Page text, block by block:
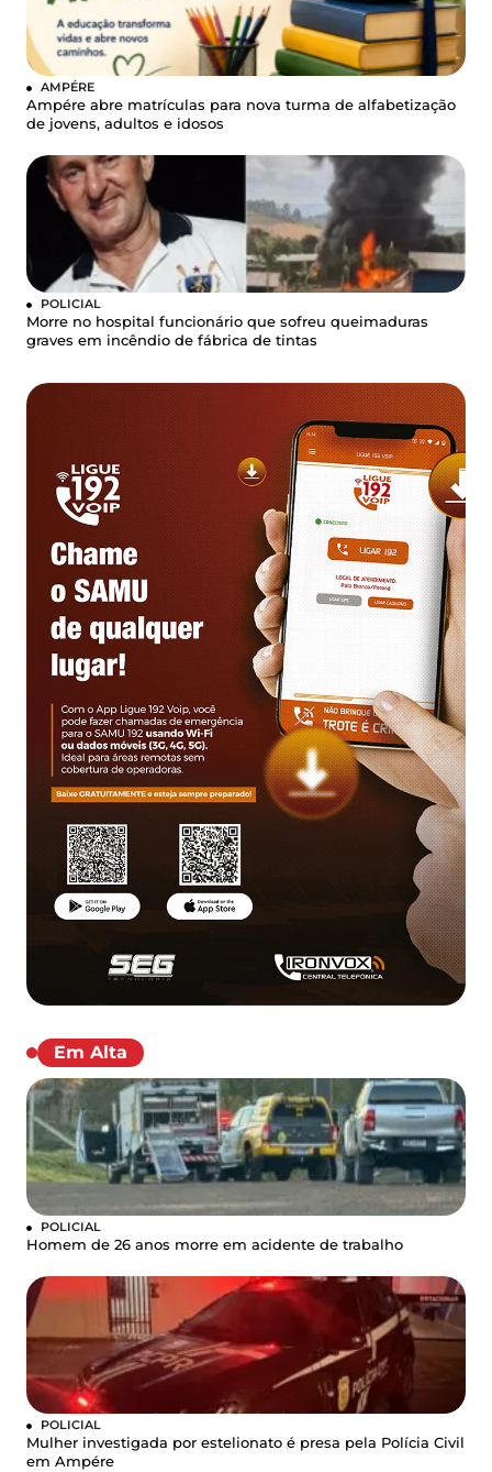
AMPÉRE
Ampére abre matrículas para nova turma de alfabetização
de jovens, adultos e idosos
POLICIAL
Morre no hospital funcionário que sofreu queimaduras
graves em incêndio de fábrica de tintas
Em Alta
POLICIAL
Homem de 26 anos morre em acidente de trabalho
POLICIAL
Mulher investigada por estelionato é presa pela Polícia Civil
em Ampére